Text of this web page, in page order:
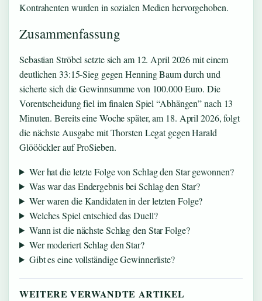
Kontrahenten wurden in sozialen Medien hervorgehoben.
Zusammenfassung
Sebastian Ströbel setzte sich am 12. April 2026 mit einem
deutlichen 33:15-Sieg gegen Henning Baum durch und
sicherte sich die Gewinnsumme von 100.000 Euro. Die
Vorentscheidung fiel im finalen Spiel “Abhängen” nach 13
Minuten. Bereits eine Woche später, am 18. April 2026, folgt
die nächste Ausgabe mit Thorsten Legat gegen Harald
Glöööckler auf ProSieben.
Wer hat die letzte Folge von Schlag den Star gewonnen?
Was war das Endergebnis bei Schlag den Star?
Wer waren die Kandidaten in der letzten Folge?
Welches Spiel entschied das Duell?
Wann ist die nächste Schlag den Star Folge?
Wer moderiert Schlag den Star?
Gibt es eine vollständige Gewinnerliste?
WEITERE VERWANDTE ARTIKEL